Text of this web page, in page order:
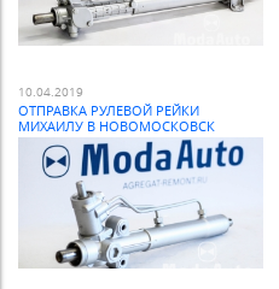
10.04.2019
ОТПРАВКА РУЛЕВОЙ РЕЙКИ
МИХАИЛУ В НОВОМОСКОВСК